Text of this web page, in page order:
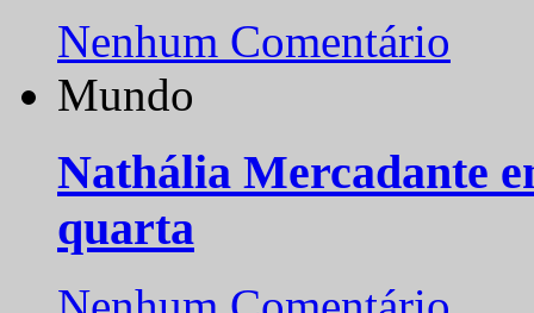
Nenhum Comentário
Mundo
Nathália Mercadante
quarta